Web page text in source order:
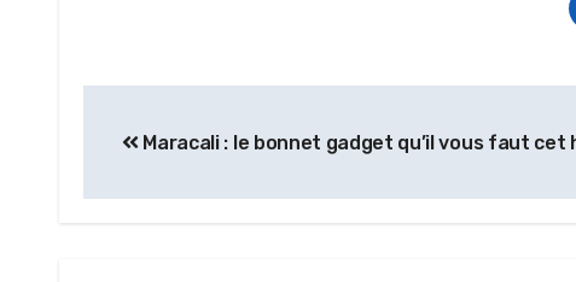
Maracali : le bonnet gadget qu’il vous faut cet